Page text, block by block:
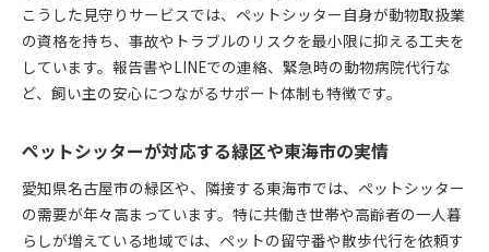
こうした見守りサービスでは、ペットシッター自身が動物取扱業
の資格を持ち、事故やトラブルのリスクを最小限に抑える工夫を
しています。報告書やLINEでの連絡、緊急時の動物病院代行な
ど、飼い主の安心につながるサポート体制も特徴です。
ペットシッターが対応する緑区や東海市の実情
愛知県名古屋市の緑区や、隣接する東海市では、ペットシッター
の需要が年々高まっています。特に共働き世帯や高齢者の一人暮
らしが増えている地域では、ペットの留守番や散歩代行を依頼す